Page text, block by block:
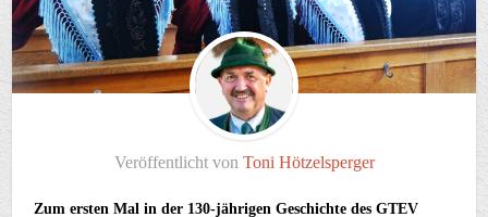
Veröffentlicht von Toni Hötzelsperger
Zum ersten Mal in der 130-jährigen Geschichte des GTEV